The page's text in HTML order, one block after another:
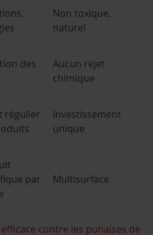
Non toxique,
naturel
des
Aucun rejet
chimique
régulier
Investissement
unique
par
Multisurface
efficace contre les punaises de